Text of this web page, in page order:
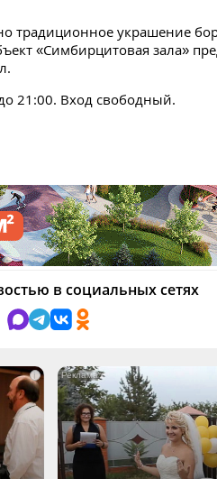
традиционное украшение
«Симбирцитовая зала»
21:00. Вход свободный.
в социальных сетях
i